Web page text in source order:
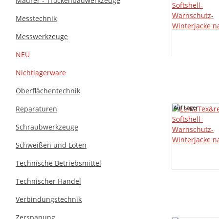
Auf Lager
Auf Lager
Messtechnik
Messwerkzeuge
NEU
Nichtlagerware
Oberflächentechnik
Reparaturen
Schraubwerkzeuge
Schweißen und Löten
Technische Betriebsmittel
Technischer Handel
Verbindungstechnik